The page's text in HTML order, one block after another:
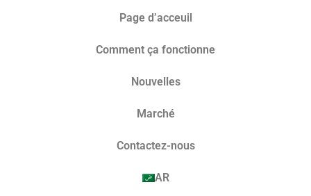
Page d’acceuil
Comment ça fonctionne
Nouvelles
Marché​
Contactez-nous
AR